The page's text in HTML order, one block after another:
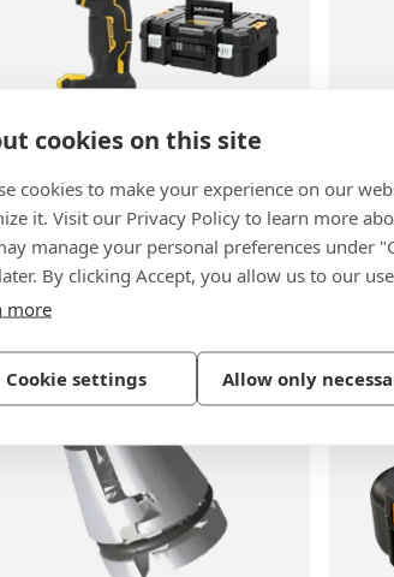
cookies on this site
cookies to make your experience on our
it. Visit our Privacy Policy to learn more
manage your personal preferences under
By clicking Accept, you allow us to our
more
Cookie settings Allow only
DCF414-B-EU-
eléctrica en T
kitbox, remachadora sin
/ sin cargador
BN